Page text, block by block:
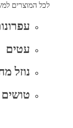
לכל המוצרים
עטים
נוזל
טושים